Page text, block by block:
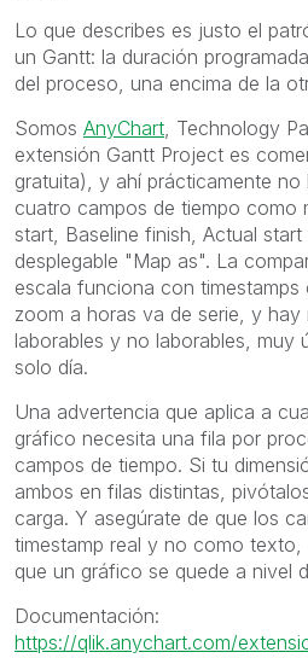
Lo que describes es justo el
un Gantt: la duración
del proceso, una encima de la
Somos AnyChart , Technology
extensión Gantt Project es
gratuita), y ahí prácticamente
cuatro campos de tiempo como
start, Baseline finish, Actual
desplegable "Map as". La
escala funciona con timestamps
zoom a horas va de serie, y hay
laborables y no laborables, muy
solo día.
Una advertencia que aplica a
gráfico necesita una fila por
campos de tiempo. Si tu
ambos en filas distintas,
carga. Y asegúrate de que los
timestamp real y no como texto,
que un gráfico se quede a nivel
Documentación:
https://qlik.anychart.com/